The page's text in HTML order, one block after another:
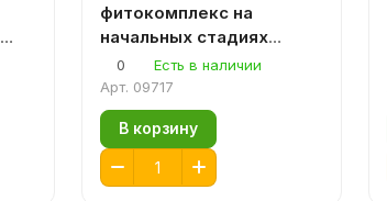
фитокомплекс на
начальных стадиях
заболевания и при
использовании инсулина.
0
Есть в наличии
Арт. 09717
В корзину